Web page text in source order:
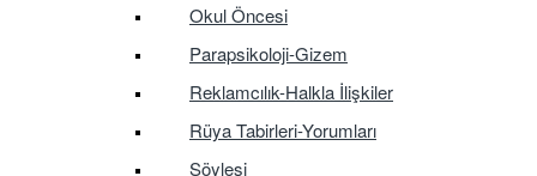
Okul Öncesi
Parapsikoloji-Gizem
Reklamcılık-Halkla İlişkiler
Rüya Tabirleri-Yorumları
Söyleşi